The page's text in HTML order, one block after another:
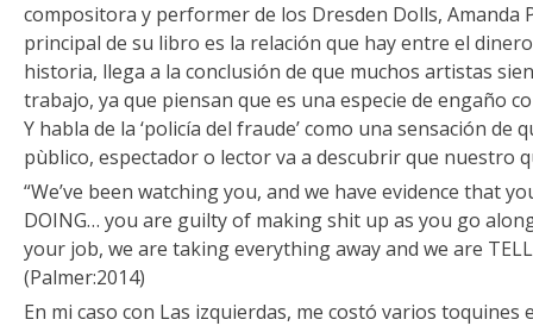
compositora y performer de los Dresden Dolls, Amanda
principal de su libro es la relación que hay entre el
historia, llega a la conclusión de que muchos artistas
trabajo, ya que piensan que es una especie de engaño
Y habla de la ‘policía del fraude’ como una sensación de
pùblico, espectador o lector va a descubrir que nuestro
“We’ve been watching you, and we have evidence that
DOING… you are guilty of making shit up as you go
your job, we are taking everything away and we are
(Palmer:2014)
En mi caso con Las izquierdas, me costó varios toquines